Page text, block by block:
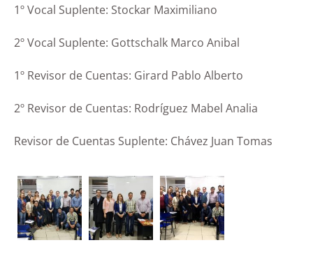
1º Vocal Suplente: Stockar Maximiliano
2º Vocal Suplente: Gottschalk Marco Anibal
1º Revisor de Cuentas: Girard Pablo Alberto
2º Revisor de Cuentas: Rodríguez Mabel Analia
Revisor de Cuentas Suplente: Chávez Juan Tomas